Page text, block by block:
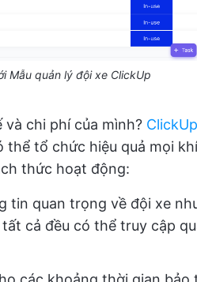
Mẫu quản lý đội xe ClickUp
chi phí của mình? ClickUp
thể tổ chức hiệu quả mọi
thức hoạt động:
tin quan trọng về đội xe
cả đều có thể truy cập